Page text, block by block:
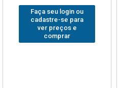
Faça seu login ou
cadastre-se para
ver preços e
comprar